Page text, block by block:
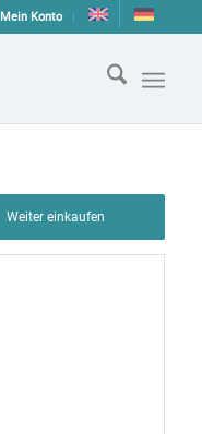
Mein Konto
Weiter einkaufen